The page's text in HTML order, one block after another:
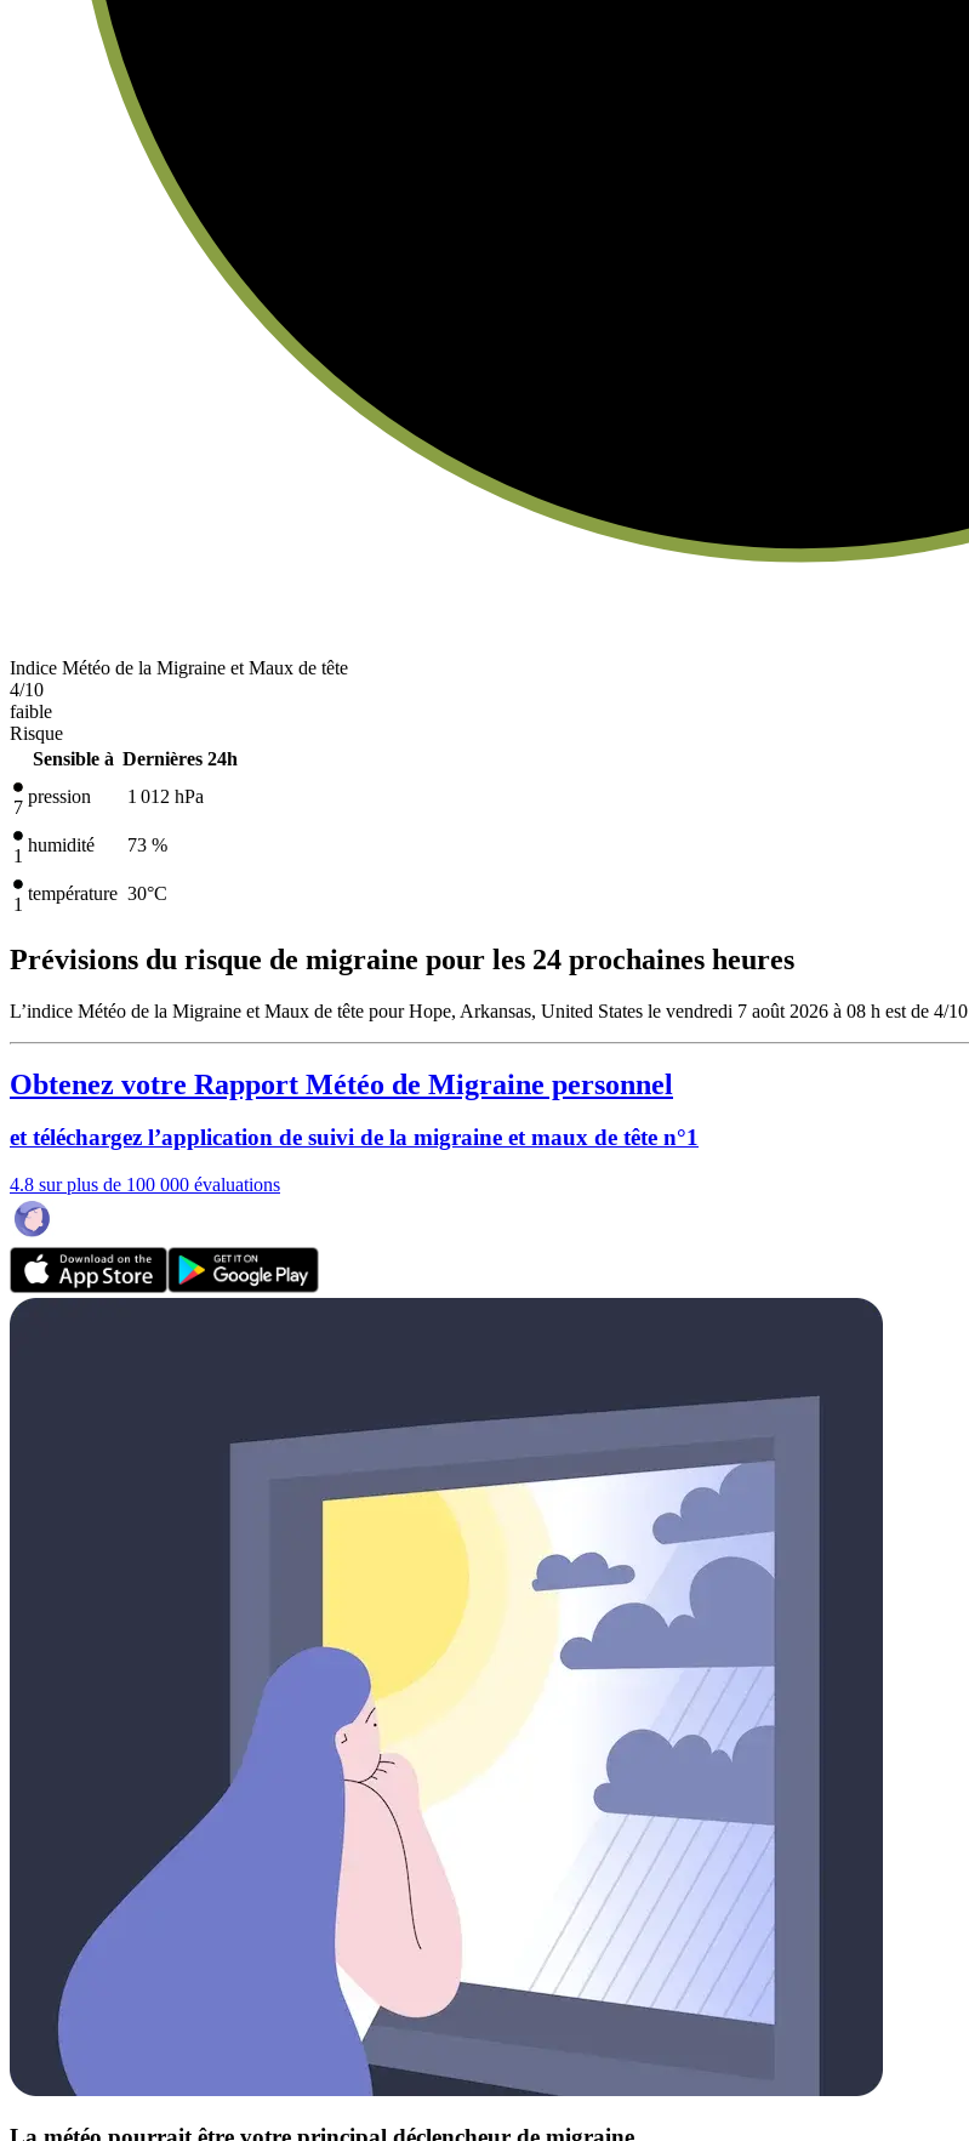
Indice Météo de la Migraine et Maux de tête
4/10
faible
Risque
Sensible à Dernières 24h
7
pression 1 012 hPa
1
humidité 73 %
1
température 30°C
Prévisions du risque de migraine pour les 24 prochaines heures
L’indice Météo de la Migraine et Maux de tête pour Hope, Arkansas, United States le vendredi 7 août 2026 à 08 h est de 4/10
Obtenez votre Rapport Météo de Migraine personnel
et téléchargez l’application de suivi de la migraine et maux de tête n°1
4.8 sur plus de 100 000 évaluations